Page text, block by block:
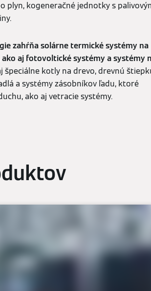
plyn, kogeneračné jednotky s
zahŕňa solárne termické systémy na
aj fotovoltické systémy a systémy
špeciálne kotly na drevo, drevnú
a systémy zásobníkov ľadu, ktoré
ako aj vetracie systémy.